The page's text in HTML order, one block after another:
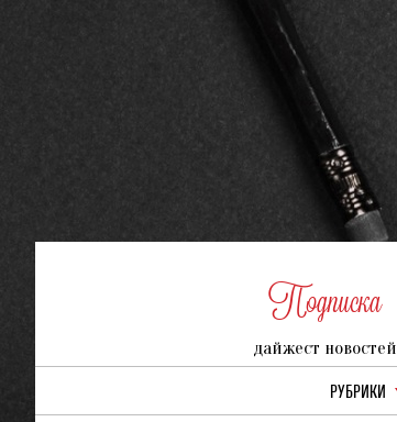
Подписка
дайжест новостей
РУБРИКИ